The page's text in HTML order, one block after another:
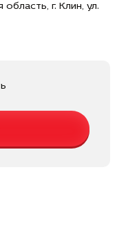
г. Клин, ул.